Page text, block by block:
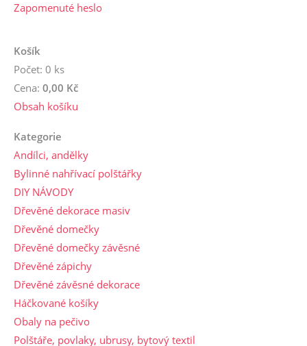
Zapomenuté heslo
Košík
Počet: 0 ks
Cena: 0,00 Kč
Obsah košíku
Kategorie
Andílci, andělky
Bylinné nahřívací polštářky
DIY NÁVODY
Dřevěné dekorace masiv
Dřevěné domečky
Dřevěné domečky závěsné
Dřevěné zápichy
Dřevěné závěsné dekorace
Háčkované košíky
Obaly na pečivo
Polštáře, povlaky, ubrusy, bytový textil